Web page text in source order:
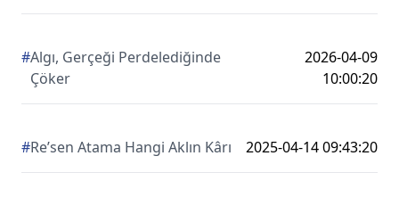
#Algı, Gerçeği Perdelediğinde
Çöker
2026-04-09
10:00:20
#Re’sen Atama Hangi Aklın Kârı 2025-04-14 09:43:20